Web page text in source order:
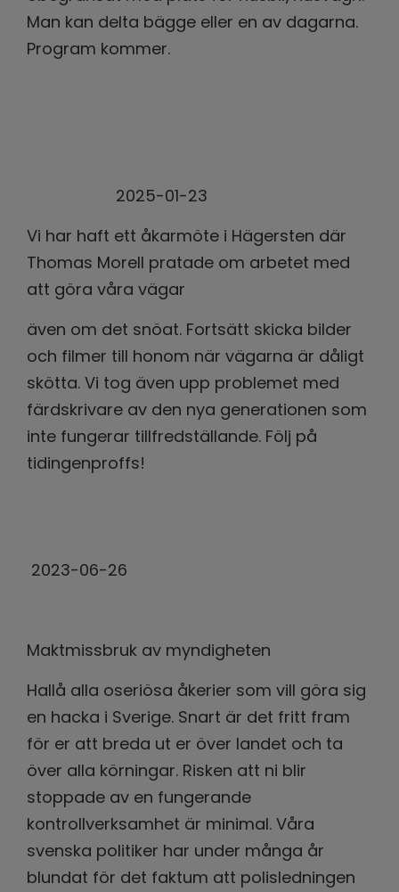
Man kan delta bägge eller en av dagarna.
Program kommer.
2025-01-23
Vi har haft ett åkarmöte i Hägersten där
Thomas Morell pratade om arbetet med
att göra våra vägar
även om det snöat. Fortsätt skicka bilder
och filmer till honom när vägarna är dåligt
skötta. Vi tog även upp problemet med
färdskrivare av den nya generationen som
inte fungerar tillfredställande. Följ på
tidingenproffs!
2023-06-26
Maktmissbruk av myndigheten
Hallå alla oseriösa åkerier som vill göra sig
en hacka i Sverige. Snart är det fritt fram
för er att breda ut er över landet och ta
över alla körningar. Risken att ni blir
stoppade av en fungerande
kontrollverksamhet är minimal. Våra
svenska politiker har under många år
blundat för det faktum att polisledningen